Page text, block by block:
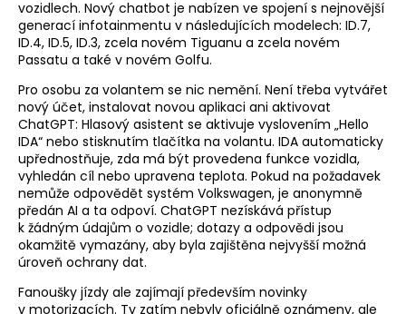
vozidlech. Nový chatbot je nabízen ve spojení s nejnovější
generací infotainmentu v následujících modelech: ID.7,
ID.4, ID.5, ID.3, zcela novém Tiguanu a zcela novém
Passatu a také v novém Golfu.
Pro osobu za volantem se nic nemění. Není třeba vytvářet
nový účet, instalovat novou aplikaci ani aktivovat
ChatGPT: Hlasový asistent se aktivuje vyslovením „Hello
IDA“ nebo stisknutím tlačítka na volantu. IDA automaticky
upřednostňuje, zda má být provedena funkce vozidla,
vyhledán cíl nebo upravena teplota. Pokud na požadavek
nemůže odpovědět systém Volkswagen, je anonymně
předán AI a ta odpoví. ChatGPT nezískává přístup
k žádným údajům o vozidle; dotazy a odpovědi jsou
okamžitě vymazány, aby byla zajištěna nejvyšší možná
úroveň ochrany dat.
Fanoušky jízdy ale zajímají především novinky
v motorizacích. Ty zatím nebyly oficiálně oznámeny, ale